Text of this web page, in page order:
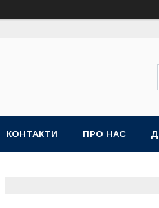
КОНТАКТИ ПРО НАС